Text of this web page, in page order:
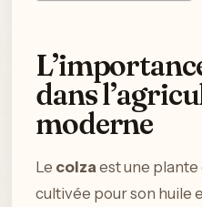
dans
moderne
Le colzaest une
cultivée pour son huile